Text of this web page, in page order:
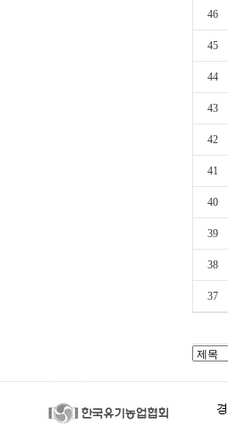
46
45
44
43
42
41
40
39
38
37